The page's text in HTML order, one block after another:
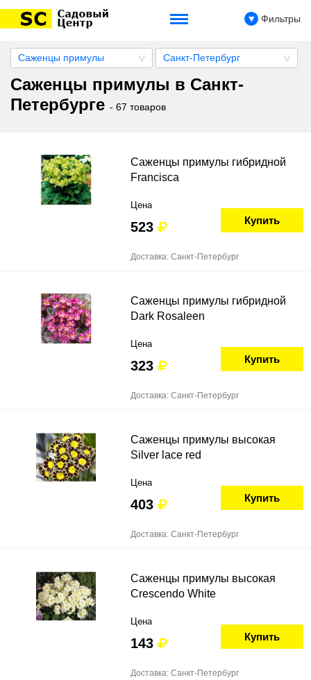
Фильтры
Саженцы примулы Санкт-Петербург
Саженцы примулы в Санкт-
Петербурге - 67 товаров
Саженцы примулы гибридной
Francisca
Цена
523 Купить
Доставка: Санкт-Петербург
Саженцы примулы гибридной
Dark Rosaleen
Цена
323 Купить
Доставка: Санкт-Петербург
Саженцы примулы высокая
Silver lace red
Цена
403 Купить
Доставка: Санкт-Петербург
Саженцы примулы высокая
Crescendo White
Цена
143 Купить
Доставка: Санкт-Петербург